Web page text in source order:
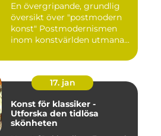
En övergripande, grundlig
översikt över "postmodern
konst" Postmodernismen
inom konstvärlden utmana...
17. jan
Konst för klassiker -
Utforska den tidlösa
skönheten